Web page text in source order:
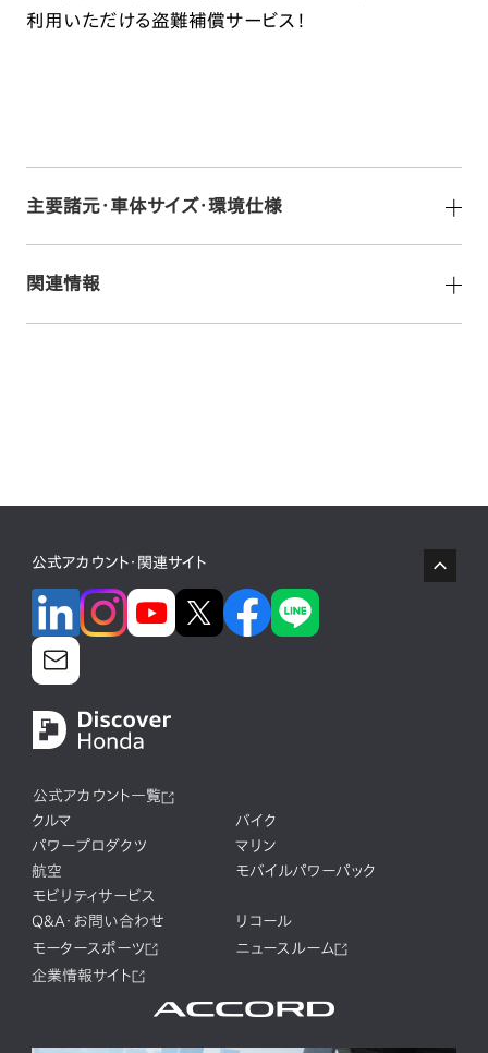
利用いただける盗難補償サービス！
主要諸元・車体サイズ・環境仕様
関連情報
公式アカウント・関連サイト
公式アカウント一覧
クルマ
バイク
パワープロダクツ
マリン
航空
モバイルパワーパック
モビリティサービス
Q&A・お問い合わせ
リコール
モータースポーツ
ニュースルーム
企業情報サイト